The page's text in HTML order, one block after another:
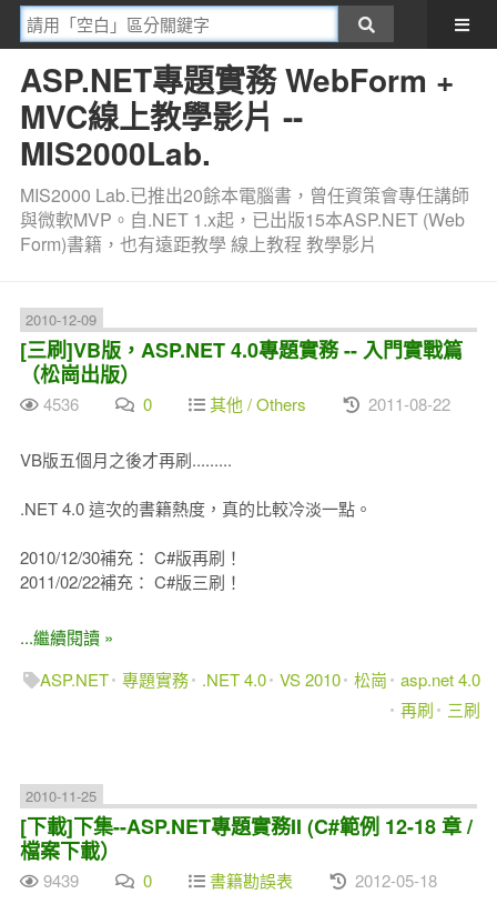
ASP.NET專題實務 WebForm +
MVC線上教學影片 --
MIS2000Lab.
MIS2000 Lab.已推出20餘本電腦書，曾任資策會專任講師
與微軟MVP。自.NET 1.x起，已出版15本ASP.NET (Web
Form)書籍，也有遠距教學 線上教程 教學影片
2010-12-09
[三刷]VB版，ASP.NET 4.0專題實務 -- 入門實戰篇
（松崗出版）
4536 0 其他 / Others 2011-08-22
VB版五個月之後才再刷.........
.NET 4.0 這次的書籍熱度，真的比較冷淡一點。
2010/12/30補充： C#版再刷！
2011/02/22補充： C#版三刷！
...繼續閱讀 »
ASP.NET 專題實務 .NET 4.0 VS 2010 松崗
asp.net 4.0
再刷
三刷
2010-11-25
[下載]下集--ASP.NET專題實務II (C#範例 12-18 章 /
檔案下載）
9439 0 書籍勘誤表 2012-05-18